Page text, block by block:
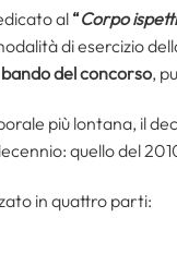
al “Corpo
di esercizio
del concorso,
più lontana, il
quello del
in quattro parti: